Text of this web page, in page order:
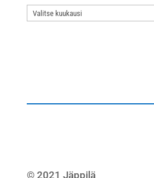
Arkistot
© 2021 Jäppilä